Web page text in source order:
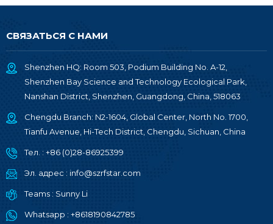
СВЯЗАТЬСЯ С НАМИ
Shenzhen HQ: Room 503, Podium Building No. A-12,
Shenzhen Bay Science and Technology Ecological Park,
Nanshan District, Shenzhen, Guangdong, China, 518063
Chengdu Branch: N2-1604, Global Center, North No. 1700,
Tianfu Avenue, Hi-Tech District, Chengdu, Sichuan, China
Тел. : +86 (0)28-86925399
Эл. адрес : info@szrfstar.com
Teams : Sunny Li
Whatsapp : +8618190842785